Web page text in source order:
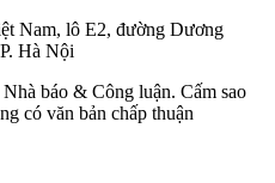
Nam, lô E2, đường Dương
Hà Nội
báo & Công luận. Cấm sao
có văn bản chấp thuận